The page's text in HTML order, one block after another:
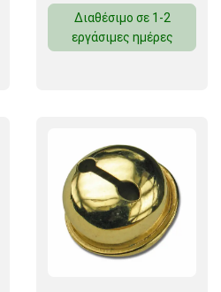
Διαθέσιμο σε 1-2
εργάσιμες ημέρες